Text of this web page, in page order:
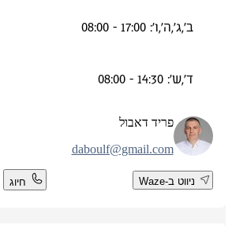
ב',ג',ה',ו': 17:00 - 08:00
ד',ש': 14:30 - 08:00
פריד דאבול
daboulf@gmail.com
ניווט ב-Waze חיוג